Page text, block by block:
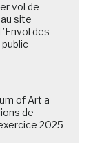
vol de
site
des
of Art a
de
2025